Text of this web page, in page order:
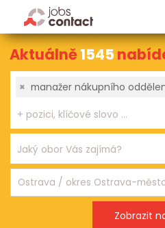
Aktuálně1545
× manažer nákupního